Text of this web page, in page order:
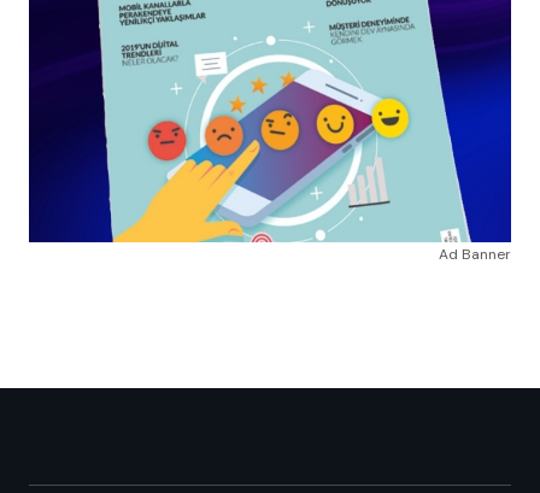
Ad Banner